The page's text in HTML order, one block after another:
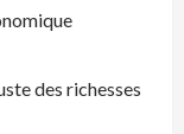
des richesses